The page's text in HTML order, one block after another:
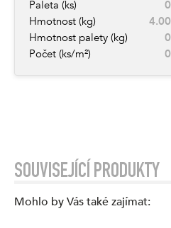
Paleta (ks)
0
Hmotnost (kg)
4.00
Hmotnost palety (kg)
0
Počet (ks/m²)
0
SOUVISEJÍCÍ PRODUKTY
Mohlo by Vás také zajímat: